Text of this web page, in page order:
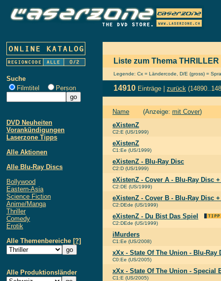
Suche
Filmtitel
Person
DVD Neuheiten
Vorankündigungen
Laserzone Tipps
Alle Aktionen
Alle Blu-Ray Discs
Bollywood
Eastern-Asia
Science Fiction
Anime/Manga
Thriller
Comedy
Erotik
Alle Themenbereiche [?]
Alle Produktionsländer
Liste zum Thema THRILLER
Legende: Cx = Ländercode, D/E (gross) =
14910 Einträge | zurück
Name (Anzeige: mit Cover)
eXistenZ
C2:E (US/1999)
eXistenZ
C1:Ee (US/1999)
eXistenZ - Blu-Ray Disc
C2:D (US/1999)
eXistenZ - Cover A - Blu-Ray Disc
C2:DE (US/1999)
eXistenZ - Cover B - Blu-Ray Disc
C2:DEde (US/1999)
eXistenZ - Du Bist Das Spiel
C2:DEde (US/1999)
iMurders
C1:Ee (US/2008)
xXx - State Of The Union - Blu-Ray
C0:Ee (US/2005)
xXx - State Of The Union - Special
C1:E (US/2005)